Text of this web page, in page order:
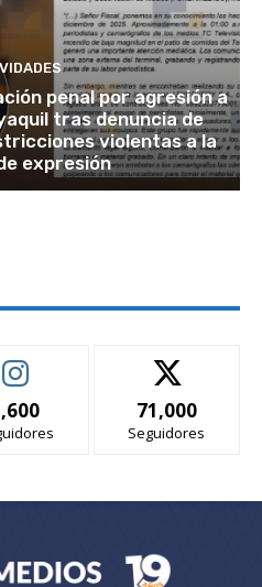
penal por agresión a
tras denuncia de
violentas a la
expresión
71,000
Seguidores